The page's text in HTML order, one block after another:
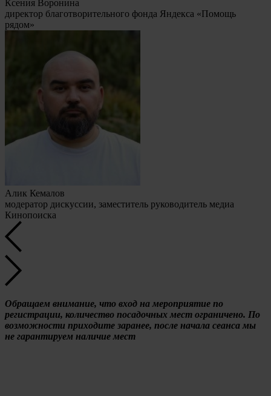
Ксения Воронина
директор благотворительного фонда Яндекса «Помощь
рядом»
Алик Кемалов
модератор дискуссии, заместитель руководитель медиа
Кинопоиска
Обращаем внимание, что вход на мероприятие по
регистрации, количество посадочных мест ограничено. По
возможности приходите заранее, после начала сеанса мы
не гарантируем наличие мест